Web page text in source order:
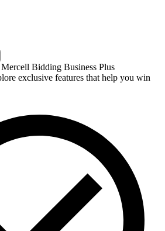
Bidding Business Plus
exclusive features that help you win